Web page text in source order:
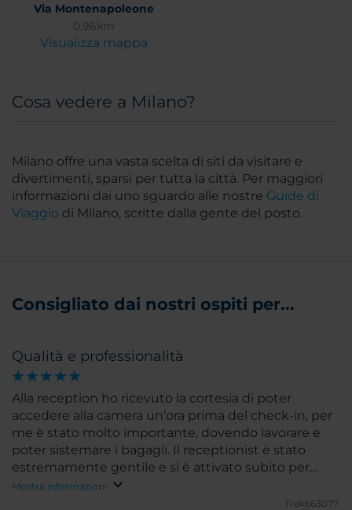
Via Montenapoleone
0.96km
Visualizza mappa
Cosa vedere a Milano?
Milano offre una vasta scelta di siti da visitare e
divertimenti, sparsi per tutta la città. Per maggiori
informazioni dai uno sguardo alle nostre Guide di
Viaggio di Milano, scritte dalla gente del posto.
Consigliato dai nostri ospiti per...
Qualità e professionalità
Alla reception ho ricevuto la cortesia di poter
accedere alla camera un’ora prima del check-in, per
me è stato molto importante, dovendo lavorare e
poter sistemare i bagagli. Il receptionist è stato
estremamente gentile e si è attivato subito per
trovare una soluzione. Ho particolarmente
Mostra informazioni
Trek663077.